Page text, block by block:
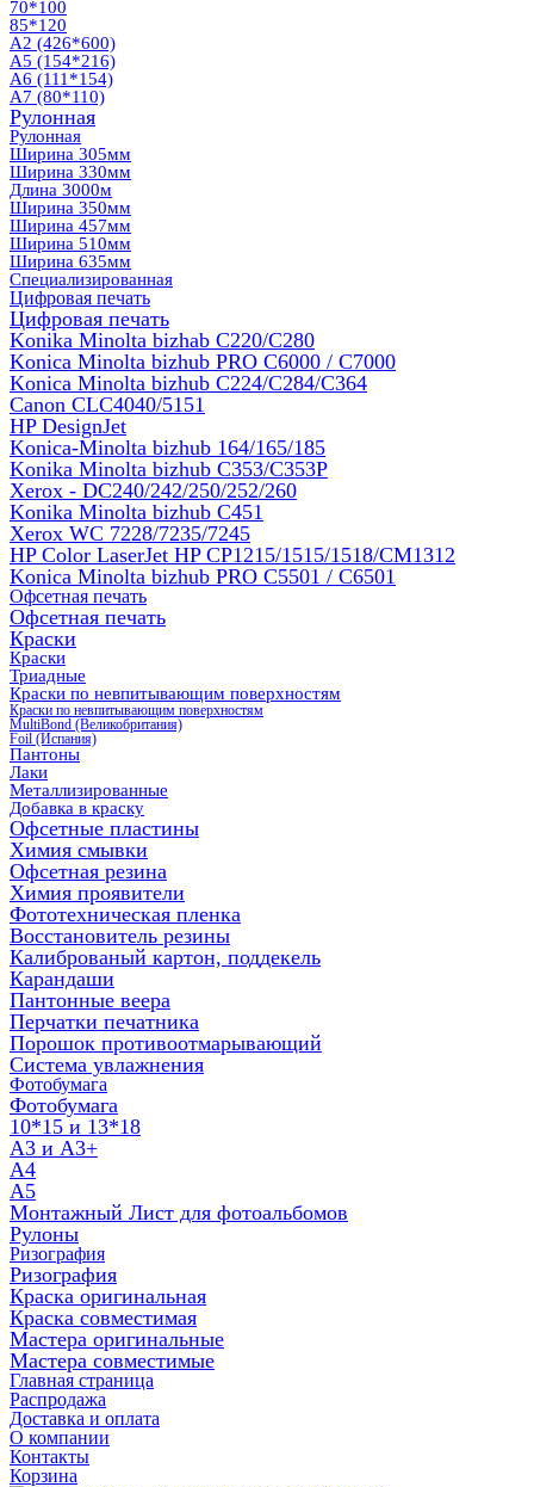
70*100
85*120
А2 (426*600)
А5 (154*216)
А6 (111*154)
А7 (80*110)
Рулонная
Рулонная
Ширина 305мм
Ширина 330мм
Длина 3000м
Ширина 350мм
Ширина 457мм
Ширина 510мм
Ширина 635мм
Специализированная
Цифровая печать
Цифровая печать
Konika Minolta bizhab C220/C280
Konica Minolta bizhub PRO C6000 / C7000
Konica Minolta bizhub С224/С284/С364
Canon CLC4040/5151
HP DesignJet
Konica-Minolta bizhub 164/165/185
Konika Minolta bizhub C353/C353Р
Xerox - DC240/242/250/252/260
Konika Minolta bizhub C451
Xerox WC 7228/7235/7245
HP Color LaserJet HP CP1215/1515/1518/CM1312
Konica Minolta bizhub PRO С5501 / С6501
Офсетная печать
Офсетная печать
Краски
Краски
Триадные
Краски по невпитывающим поверхностям
Краски по невпитывающим поверхностям
MultiBond (Великобритания)
Foil (Испания)
Пантоны
Лаки
Металлизированные
Добавка в краску
Офсетные пластины
Химия смывки
Офсетная резина
Химия проявители
Фототехническая пленка
Восстановитель резины
Калиброваный картон, поддекель
Карандаши
Пантонные веера
Перчатки печатника
Порошок противоотмарывающий
Система увлажнения
Фотобумага
Фотобумага
10*15 и 13*18
A3 и А3+
А4
А5
Монтажный Лист для фотоальбомов
Рулоны
Ризография
Ризография
Краска оригинальная
Краска совместимая
Мастера оригинальные
Мастера совместимые
Главная страница
Распродажа
Доставка и оплата
О компании
Контакты
Корзина